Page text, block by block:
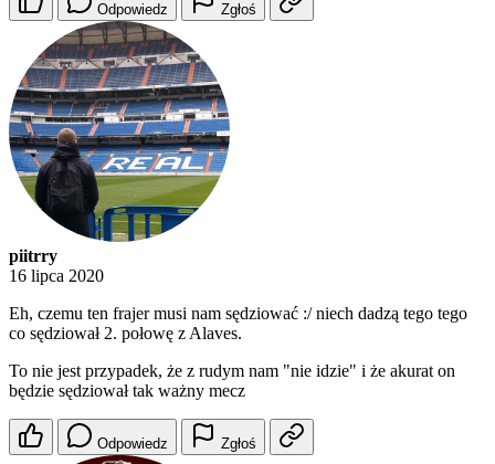
Odpowiedz Zgłoś
piitrry
16 lipca 2020
Eh, czemu ten frajer musi nam sędziować :/ niech dadzą tego tego
co sędziował 2. połowę z Alaves.
To nie jest przypadek, że z rudym nam "nie idzie" i że akurat on
będzie sędziował tak ważny mecz
Odpowiedz Zgłoś